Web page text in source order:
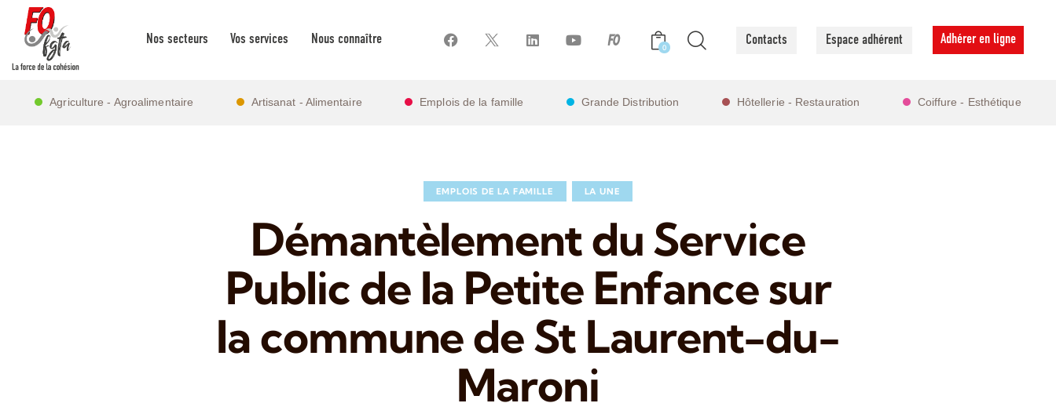
Nos secteurs Vos services Nous connaître
0 Contacts Espace adhérent Adhérer en ligne
Agriculture - Agroalimentaire Artisanat - Alimentaire Emplois de la famille Grande Distribution Hôtellerie - Restauration Coiffure - Esthétique
EMPLOIS DE LA FAMILLE LA UNE
Démantèlement du Service
Public de la Petite Enfance sur
la commune de St Laurent-du-
Maroni